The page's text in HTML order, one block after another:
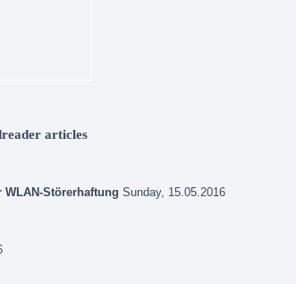
articles
Störerhaftung Sunday, 15.05.2016